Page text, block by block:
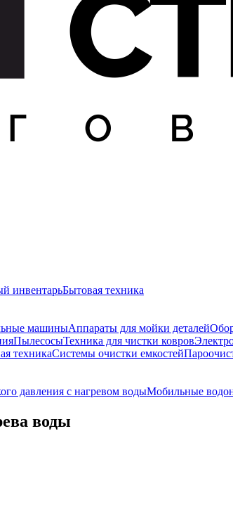
инвентарьБытовая техника
машиныАппараты для мойки деталей
ПылесосыТехника для чистки ковров
техникаСистемы очистки емкостей
давления с нагревом водыМобильные
воды